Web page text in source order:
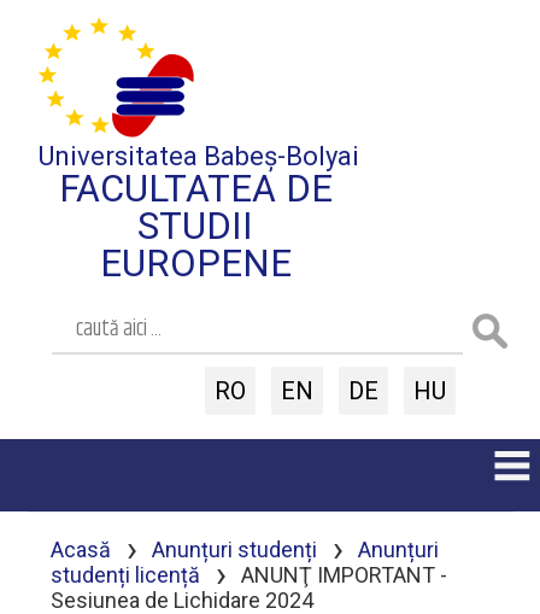
Universitatea Babeș-Bolyai
FACULTATEA DE
STUDII
EUROPENE
RO EN DE HU
Acasă › Anunțuri studenți ›
Anunțuri
studenți licență
›
ANUNŢ IMPORTANT -
Sesiunea de Lichidare 2024